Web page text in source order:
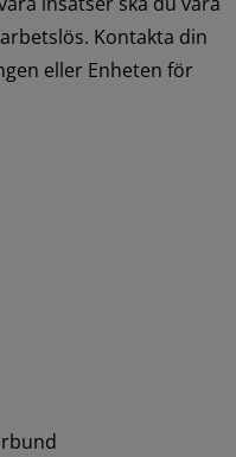
Kontakta din
eller Enheten för